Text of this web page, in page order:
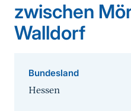
zwischen
Walldorf
Bundesland
Hessen